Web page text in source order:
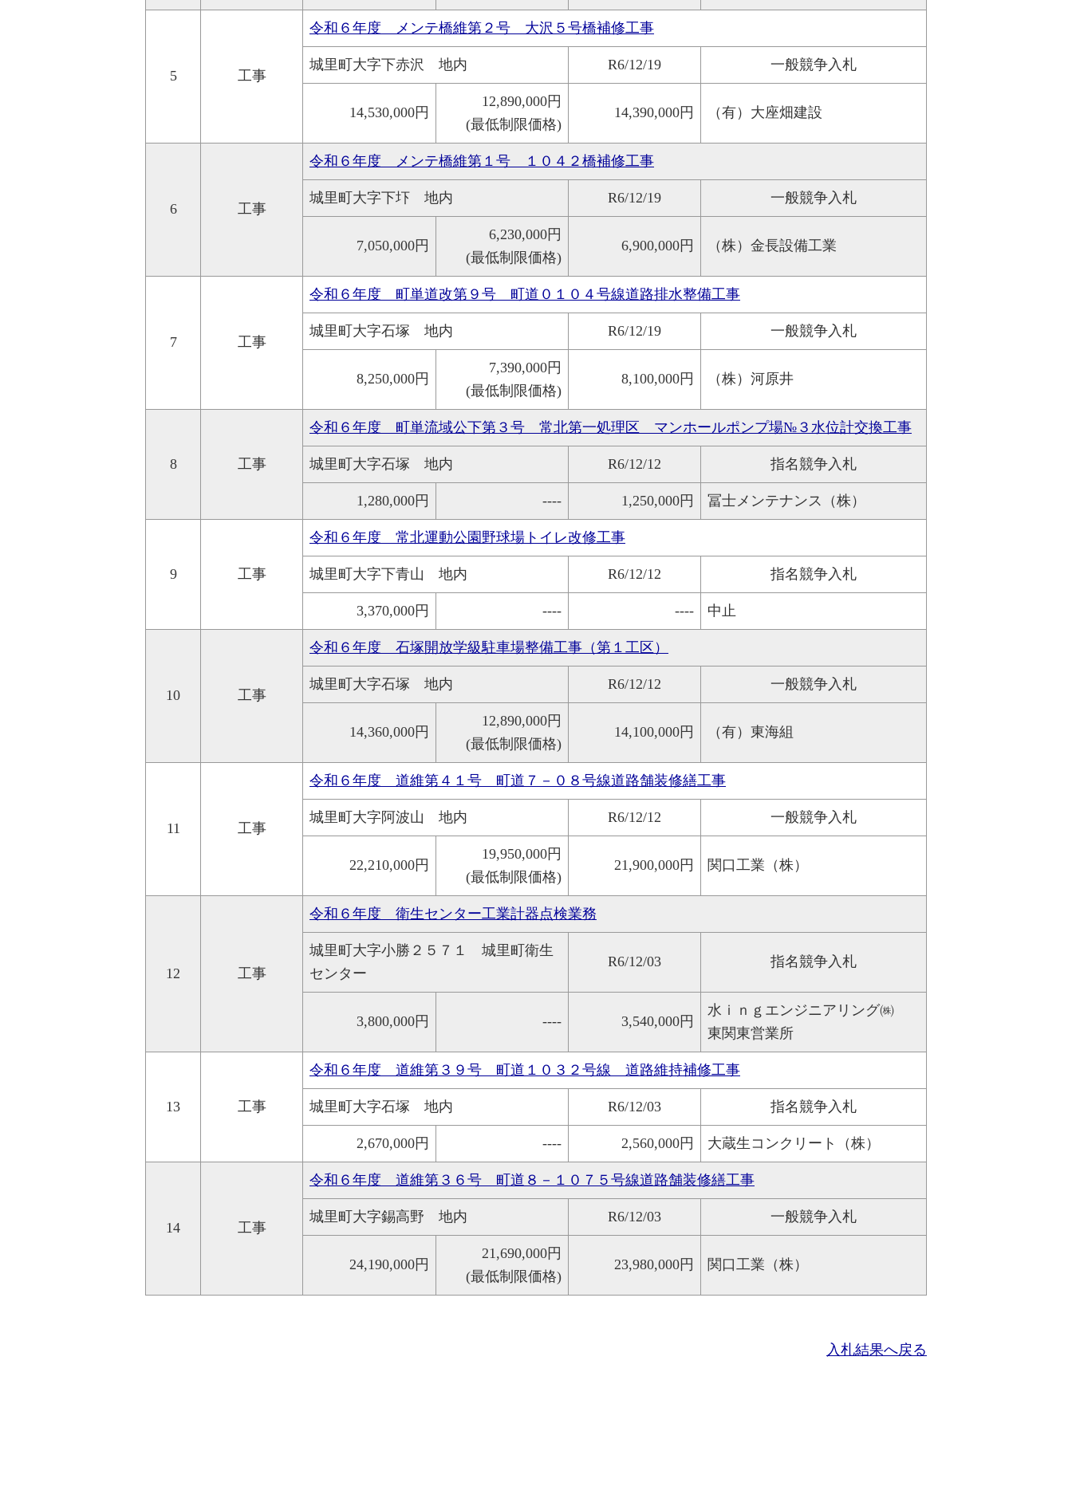
5 工事
令和６年度 メンテ橋維第２号 大沢５号橋補修工事
城里町大字下赤沢 地内 R6/12/19 一般競争入札
14,530,000円
12,890,000円
(最低制限価格)
14,390,000円 （有）大座畑建設
6 工事
令和６年度 メンテ橋維第１号 １０４２橋補修工事
城里町大字下圷 地内 R6/12/19 一般競争入札
7,050,000円
6,230,000円
(最低制限価格)
6,900,000円 （株）金長設備工業
7 工事
令和６年度 町単道改第９号 町道０１０４号線道路排水整備工事
城里町大字石塚 地内 R6/12/19 一般競争入札
8,250,000円
7,390,000円
(最低制限価格)
8,100,000円 （株）河原井
8 工事
令和６年度 町単流域公下第３号 常北第一処理区 マンホールポンプ場№３水位計交換工事
城里町大字石塚 地内 R6/12/12 指名競争入札
1,280,000円 ---- 1,250,000円 冨士メンテナンス（株）
9 工事
令和６年度 常北運動公園野球場トイレ改修工事
城里町大字下青山 地内 R6/12/12 指名競争入札
3,370,000円 ---- ---- 中止
10 工事
令和６年度 石塚開放学級駐車場整備工事（第１工区）
城里町大字石塚 地内 R6/12/12 一般競争入札
14,360,000円
12,890,000円
(最低制限価格)
14,100,000円 （有）東海組
11 工事
令和６年度 道維第４１号 町道７－０８号線道路舗装修繕工事
城里町大字阿波山 地内 R6/12/12 一般競争入札
22,210,000円
19,950,000円
(最低制限価格)
21,900,000円 関口工業（株）
12 工事
令和６年度 衛生センター工業計器点検業務
城里町大字小勝２５７１ 城里町衛生
センター
R6/12/03 指名競争入札
3,800,000円 ---- 3,540,000円
水ｉｎｇエンジニアリング㈱
東関東営業所
13 工事
令和６年度 道維第３９号 町道１０３２号線 道路維持補修工事
城里町大字石塚 地内 R6/12/03 指名競争入札
2,670,000円 ---- 2,560,000円 大蔵生コンクリート（株）
14 工事
令和６年度 道維第３６号 町道８－１０７５号線道路舗装修繕工事
城里町大字錫高野 地内 R6/12/03 一般競争入札
24,190,000円
21,690,000円
(最低制限価格)
23,980,000円 関口工業（株）
入札結果へ戻る